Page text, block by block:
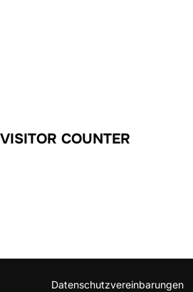
VISITOR COUNTER
Datenschutzvereinbarungen